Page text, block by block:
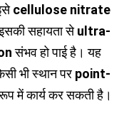
cellulose nitrate
सहायता सेultra-
संभव हो पाई है। यह
भी स्थान पर point-
में कार्य कर सकती है।